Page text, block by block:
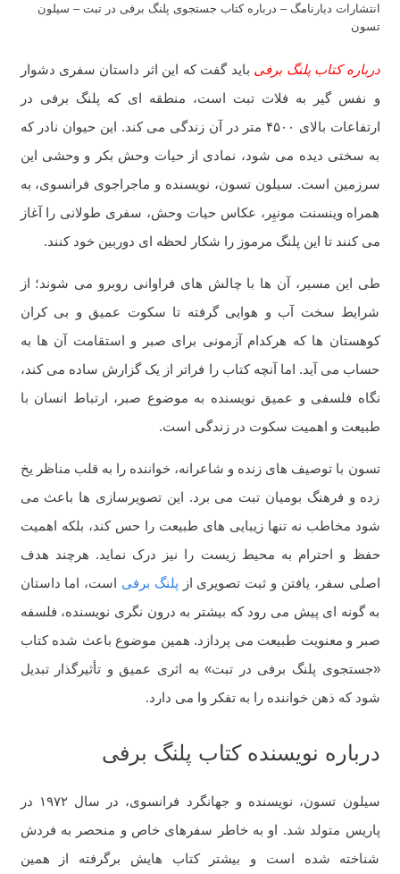
انتشارات دیارنامگ – درباره کتاب جستجوی پلنگ برفی در تبت – سیلون
تسون
درباره کتاب پلنگ برفی باید گفت که این اثر داستان سفری دشوار
و نفس گیر به فلات تبت است، منطقه ای که پلنگ برفی در
ارتفاعات بالای ۴۵۰۰ متر در آن زندگی می کند. این حیوان نادر که
به سختی دیده می شود، نمادی از حیات وحش بکر و وحشی این
سرزمین است. سیلون تسون، نویسنده و ماجراجوی فرانسوی، به
همراه وینسنت مونیِر، عکاس حیات وحش، سفری طولانی را آغاز
می کنند تا این پلنگ مرموز را شکار لحظه ای دوربین خود کنند.
طی این مسیر، آن ها با چالش های فراوانی روبرو می شوند؛ از
شرایط سخت آب و هوایی گرفته تا سکوت عمیق و بی کران
کوهستان ها که هرکدام آزمونی برای صبر و استقامت آن ها به
حساب می آید. اما آنچه کتاب را فراتر از یک گزارش ساده می کند،
نگاه فلسفی و عمیق نویسنده به موضوع صبر، ارتباط انسان با
طبیعت و اهمیت سکوت در زندگی است.
تسون با توصیف های زنده و شاعرانه، خواننده را به قلب مناظر یخ
زده و فرهنگ بومیان تبت می برد. این تصویرسازی ها باعث می
شود مخاطب نه تنها زیبایی های طبیعت را حس کند، بلکه اهمیت
حفظ و احترام به محیط زیست را نیز درک نماید. هرچند هدف
اصلی سفر، یافتن و ثبت تصویری از پلنگ برفی است، اما داستان
به گونه ای پیش می رود که بیشتر به درون نگری نویسنده، فلسفه
صبر و معنویت طبیعت می پردازد. همین موضوع باعث شده کتاب
«جستجوی پلنگ برفی در تبت» به اثری عمیق و تأثیرگذار تبدیل
شود که ذهن خواننده را به تفکر وا می دارد.
درباره نویسنده کتاب پلنگ برفی
سیلون تسون، نویسنده و جهانگرد فرانسوی، در سال ۱۹۷۲ در
پاریس متولد شد. او به خاطر سفرهای خاص و منحصر به فردش
شناخته شده است و بیشتر کتاب هایش برگرفته از همین